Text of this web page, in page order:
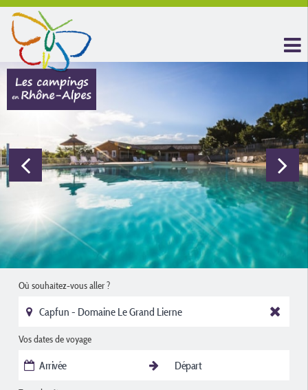
Où souhaitez-vous aller ?
Vos dates de voyage